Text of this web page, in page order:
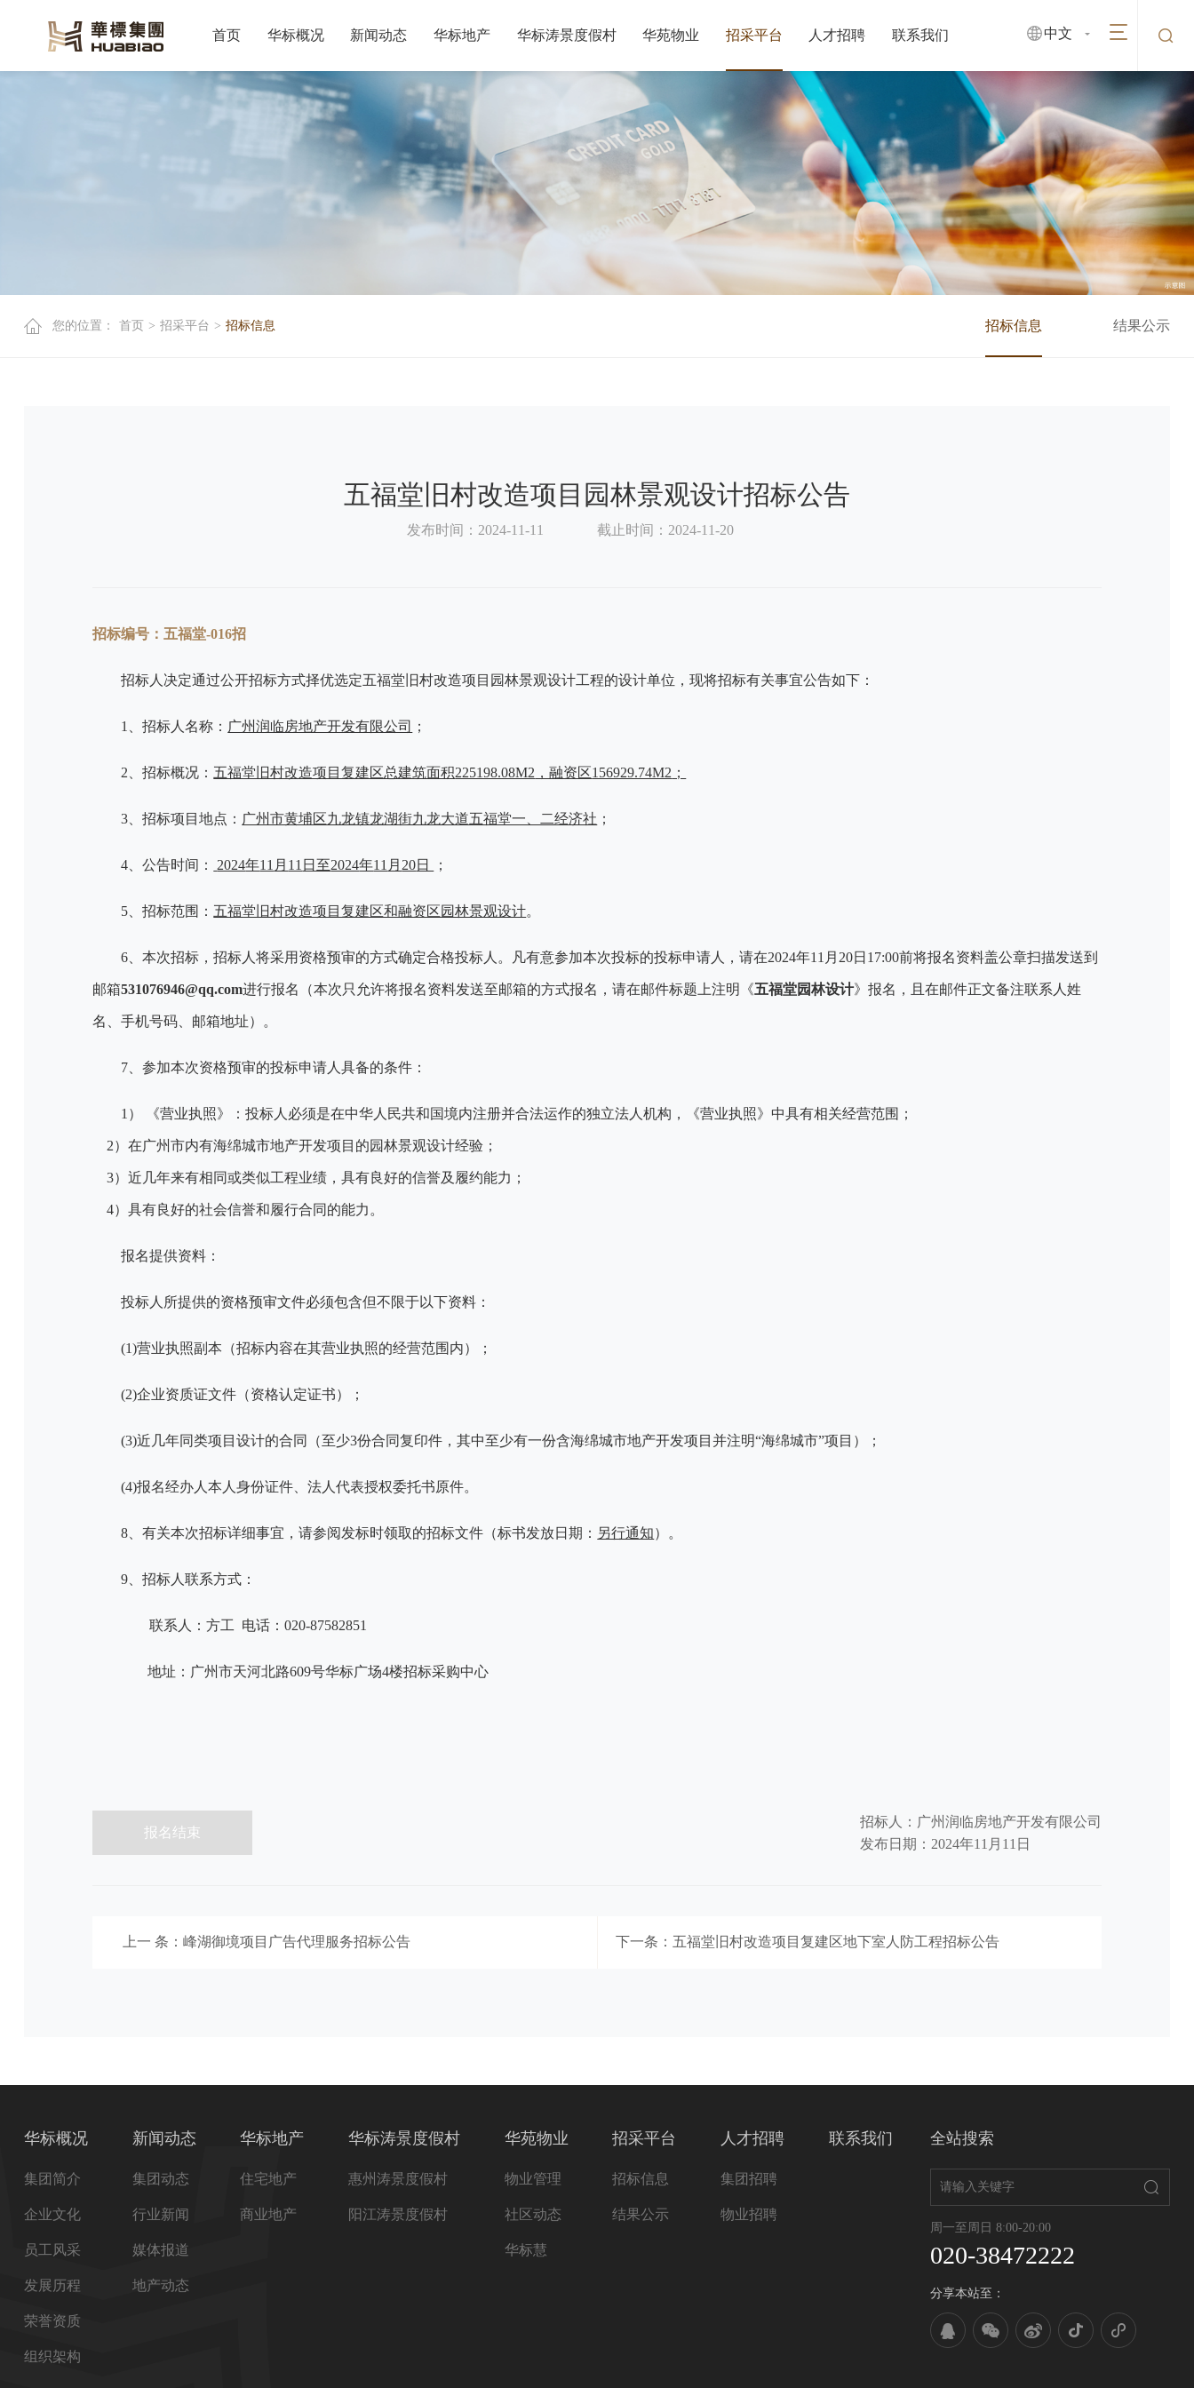
中文
首页 华标概况 新闻动态 华标地产 华标涛景度假村 华苑物业 招采平台 人才招聘 联系我们
您的位置： 首页 > 招采平台 > 招标信息 招标信息 结果公示
五福堂旧村改造项目园林景观设计招标公告
发布时间：2024-11-11 截止时间：2024-11-20
招标编号：五福堂-016招
招标人决定通过公开招标方式择优选定五福堂旧村改造项目园林景观设计工程的设计单位，现将招标有关事宜公告如下：
1、招标人名称： 广州润临房地产开发有限公司 ；
2、招标概况 ： 五福堂旧村改造项目复建区总建筑面积225198.08M2 ，融资区156929.74M2 ；
3、招标项目地点： 广州市黄埔区九龙镇龙湖街九龙大道五福堂一、二经济社 ；
4、公告时间： 2024年11 月 11 日至2024年11 月 20日 ；
5、招标范围： 五福堂旧村改造项目复建区和融资区园林景观设计。
6、本次招标，招标人将采用资格预审的方式确定合格投标人。凡有意参加本次投标的投标申请人，请在2024年11 月 20日 17:00前将报名资料盖公章扫描发送到
邮箱531076946@qq.com进行报名（本次只允许将报名资料发送至邮箱的方式报名，请在邮件标题上注明《五福堂园林设计》报名，且在邮件正文备注联系人姓
名、手机号码、邮箱地址）。
7、参加本次资格预审的投标申请人具备的条件：
1） 《营业执照》：投标人必须是在中华人民共和国境内注册并合法运作的独立法人机构，《营业执照》中具有相关经营范围；
2）在广州市内有海绵城市地产开发项目的园林景观设计经验；
3）近几年来有相同或类似工程业绩，具有良好的信誉及履约能力；
4）具有良好的社会信誉和履行合同的能力。
报名提供资料：
投标人所提供的资格预审文件必须包含但不限于以下资料：
(1)营业执照副本（招标内容在其营业执照的经营范围内）；
(2)企业资质证文件（资格认定证书）；
(3)近几年同类项目设计的合同（至少3份合同复印件，其中至少有一份含海绵城市地产开发项目并注明“海绵城市”项目）；
(4)报名经办人本人身份证件、法人代表授权委托书原件。
8、有关本次招标详细事宜，请参阅发标时领取的招标文件（标书发放日期： 另行通知）。
9、招标人联系方式：
联系人：方工 电话：020-87582851
地址：广州市天河北路609号华标广场4楼招标采购中心
招标人：广州润临房地产开发有限公司
发布日期：2024年11月11日
报名结束
上一 条：峰湖御境项目广告代理服务招标公告 下一条：五福堂旧村改造项目复建区地下室人防工程招标公告
华标概况
集团简介
企业文化
员工风采
发展历程
荣誉资质
组织架构
新闻动态
集团动态
行业新闻
媒体报道
地产动态
华标地产
住宅地产
商业地产
华标涛景度假村
惠州涛景度假村
阳江涛景度假村
华苑物业
物业管理
社区动态
华标慧
招采平台
招标信息
结果公示
人才招聘
集团招聘
物业招聘
联系我们 全站搜索
周一至周日 8:00-20:00
020-38472222
分享本站至：